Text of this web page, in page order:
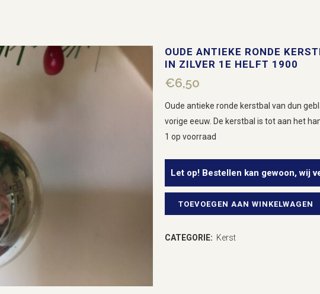
OUDE ANTIEKE RONDE
IN ZILVER 1E HELFT 1900
€6,50
Oude antieke ronde kerstbal van dun
vorige eeuw. De kerstbal is tot aan het
1 op voorraad
Let op! Bestellen kan gewoon, wij
OudeTOEVOEGEN AAN WINKELWAGEN
CATEGORIE: Kerst